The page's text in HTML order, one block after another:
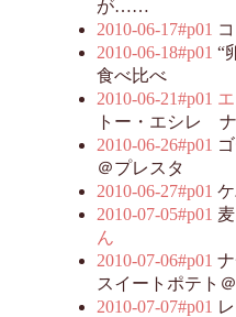
が……
2010-06-17#p01
2010-06-18#p01 “
食べ比べ
2010-06-21#p01
トー・エシレ
2010-06-26#p01
＠プレスタ
2010-06-27#p01
2010-07-05#p01
ん
2010-07-06#p01
スイートポテト＠
2010-07-07#p01